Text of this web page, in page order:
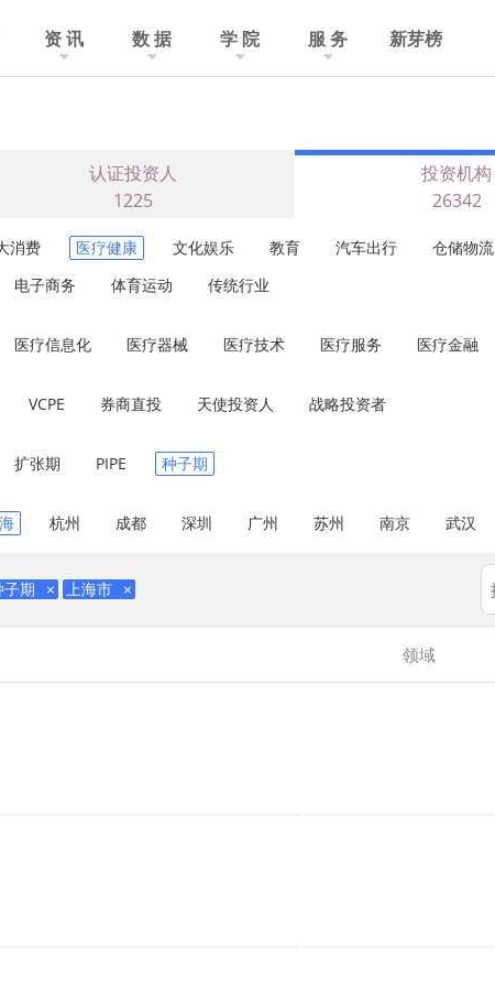
资 讯 数 据 学 院 服 务 新芽榜
认证投资人
1225
投资机构
26342
消费 医疗健康 文化娱乐 教育 汽车出行 仓储物流
电子商务 体育运动 传统行业
医疗信息化 医疗器械 医疗技术 医疗服务 医疗金融
VCPE 券商直投 天使投资人 战略投资者
扩张期 PIPE 种子期
杭州 成都 深圳 广州 苏州 南京 武汉
子期 × 上海市 ×
领域